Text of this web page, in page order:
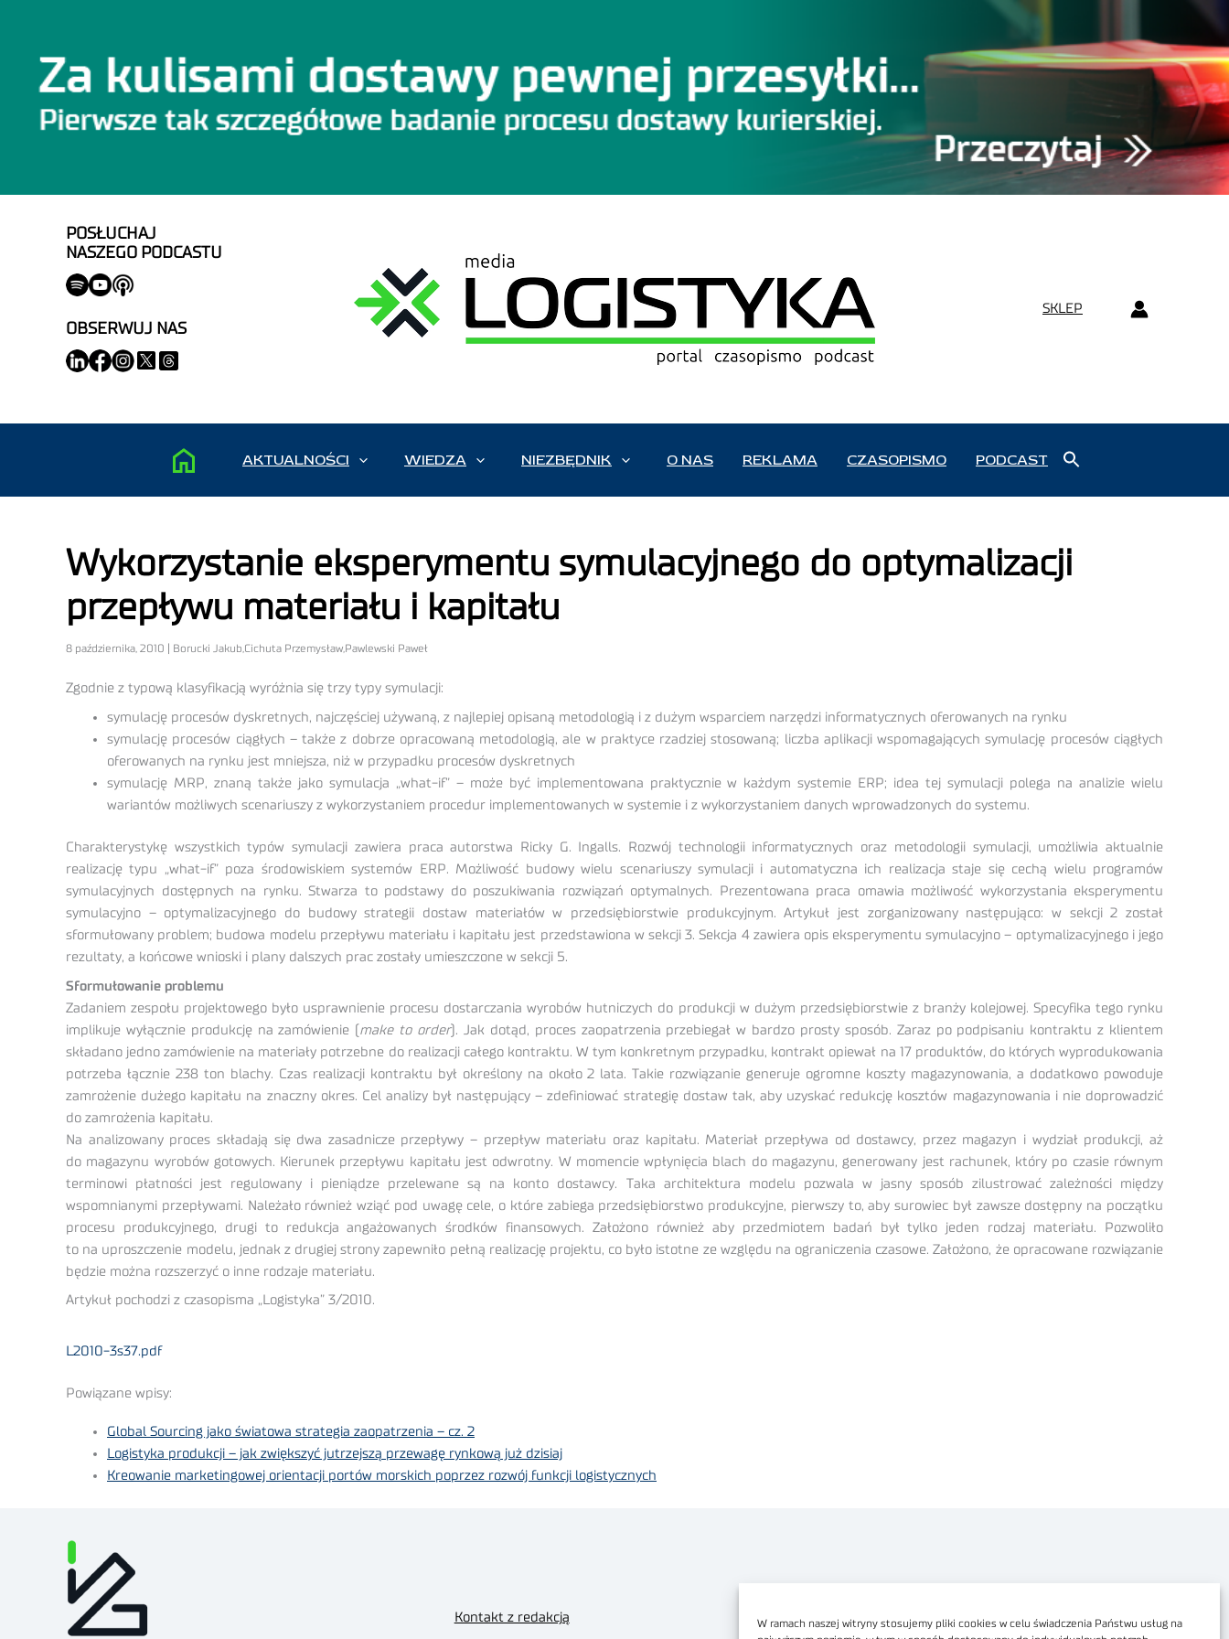
W ramach naszej witryny stosujemy pliki cookies w celu świadczenia Państwu usług na
POSŁUCHAJ
NASZEGO PODCASTU
OBSERWUJ NAS
SKLEP
AKTUALNOŚCI WIEDZA NIEZBĘDNIK O NAS REKLAMA CZASOPISMO PODCAST
Wykorzystanie eksperymentu symulacyjnego do optymalizacji
przepływu materiału i kapitału
8 października, 2010 | Borucki Jakub,Cichuta Przemysław,Pawlewski Paweł
Zgodnie z typową klasyfikacją wyróżnia się trzy typy symulacji:
symulację procesów dyskretnych, najczęściej używaną, z najlepiej opisaną metodologią i z dużym wsparciem narzędzi informatycznych oferowanych na rynku
symulację procesów ciągłych – także z dobrze opracowaną metodologią, ale w praktyce rzadziej stosowaną; liczba aplikacji wspomagających symulację procesów ciągłych
oferowanych na rynku jest mniejsza, niż w przypadku procesów dyskretnych
symulację MRP, znaną także jako symulacja „what-if” – może być implementowana praktycznie w każdym systemie ERP; idea tej symulacji polega na analizie wielu
wariantów możliwych scenariuszy z wykorzystaniem procedur implementowanych w systemie i z wykorzystaniem danych wprowadzonych do systemu.
Charakterystykę wszystkich typów symulacji zawiera praca autorstwa Ricky G. Ingalls. Rozwój technologii informatycznych oraz metodologii symulacji, umożliwia aktualnie
realizację typu „what-if” poza środowiskiem systemów ERP. Możliwość budowy wielu scenariuszy symulacji i automatyczna ich realizacja staje się cechą wielu programów
symulacyjnych dostępnych na rynku. Stwarza to podstawy do poszukiwania rozwiązań optymalnych. Prezentowana praca omawia możliwość wykorzystania eksperymentu
symulacyjno – optymalizacyjnego do budowy strategii dostaw materiałów w przedsiębiorstwie produkcyjnym. Artykuł jest zorganizowany następująco: w sekcji 2 został
sformułowany problem; budowa modelu przepływu materiału i kapitału jest przedstawiona w sekcji 3. Sekcja 4 zawiera opis eksperymentu symulacyjno – optymalizacyjnego i jego
rezultaty, a końcowe wnioski i plany dalszych prac zostały umieszczone w sekcji 5.
Sformułowanie problemu
Zadaniem zespołu projektowego było usprawnienie procesu dostarczania wyrobów hutniczych do produkcji w dużym przedsiębiorstwie z branży kolejowej. Specyfika tego rynku
implikuje wyłącznie produkcję na zamówienie ( make to order). Jak dotąd, proces zaopatrzenia przebiegał w bardzo prosty sposób. Zaraz po podpisaniu kontraktu z klientem
składano jedno zamówienie na materiały potrzebne do realizacji całego kontraktu. W tym konkretnym przypadku, kontrakt opiewał na 17 produktów, do których wyprodukowania
potrzeba łącznie 238 ton blachy. Czas realizacji kontraktu był określony na około 2 lata. Takie rozwiązanie generuje ogromne koszty magazynowania, a dodatkowo powoduje
zamrożenie dużego kapitału na znaczny okres. Cel analizy był następujący – zdefiniować strategię dostaw tak, aby uzyskać redukcję kosztów magazynowania i nie doprowadzić
do zamrożenia kapitału.
Na analizowany proces składają się dwa zasadnicze przepływy – przepływ materiału oraz kapitału. Materiał przepływa od dostawcy, przez magazyn i wydział produkcji, aż
do magazynu wyrobów gotowych. Kierunek przepływu kapitału jest odwrotny. W momencie wpłynięcia blach do magazynu, generowany jest rachunek, który po czasie równym
terminowi płatności jest regulowany i pieniądze przelewane są na konto dostawcy. Taka architektura modelu pozwala w jasny sposób zilustrować zależności między
wspomnianymi przepływami. Należało również wziąć pod uwagę cele, o które zabiega przedsiębiorstwo produkcyjne, pierwszy to, aby surowiec był zawsze dostępny na początku
procesu produkcyjnego, drugi to redukcja angażowanych środków finansowych. Założono również aby przedmiotem badań był tylko jeden rodzaj materiału. Pozwoliło
to na uproszczenie modelu, jednak z drugiej strony zapewniło pełną realizację projektu, co było istotne ze względu na ograniczenia czasowe. Założono, że opracowane rozwiązanie
będzie można rozszerzyć o inne rodzaje materiału.
Artykuł pochodzi z czasopisma „Logistyka” 3/2010.
L2010-3s37.pdf
Powiązane wpisy:
Global Sourcing jako światowa strategia zaopatrzenia – cz. 2
Logistyka produkcji – jak zwiększyć jutrzejszą przewagę rynkową już dzisiaj
Kreowanie marketingowej orientacji portów morskich poprzez rozwój funkcji logistycznych
Kontakt z redakcją Dostępność cyfrowa